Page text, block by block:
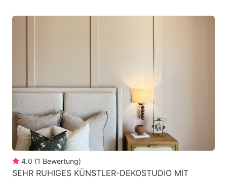
4.0 (1 Bewertung)
SEHR RUHIGES KÜNSTLER-DEKOSTUDIO MIT